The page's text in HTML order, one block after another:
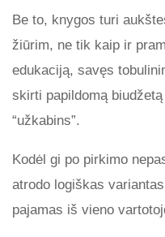
Be to, knygos turi
žiūrim, ne tik kaip ir
edukaciją, savęs
skirti papildomą
“užkabins”.
Kodėl gi po pirkimo
atrodo logiškas
pajamas iš vieno